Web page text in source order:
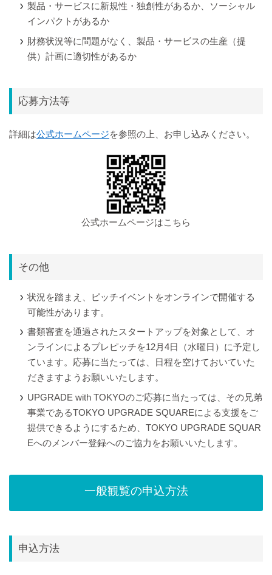
製品・サービスに新規性・独創性があるか、ソーシャル
インパクトがあるか
財務状況等に問題がなく、製品・サービスの生産（提
供）計画に適切性があるか
応募方法等
詳細は公式ホームページを参照の上、お申し込みください。
公式ホームページはこちら
その他
状況を踏まえ、ピッチイベントをオンラインで開催する
可能性があります。
書類審査を通過されたスタートアップを対象として、オ
ンラインによるプレピッチを12月4日（水曜日）に予定し
ています。応募に当たっては、日程を空けておいていた
だきますようお願いいたします。
UPGRADE with TOKYOのご応募に当たっては、その兄弟
事業であるTOKYO UPGRADE SQUAREによる支援をご
提供できるようにするため、TOKYO UPGRADE SQUAR
Eへのメンバー登録へのご協力をお願いいたします。
一般観覧の申込方法
申込方法